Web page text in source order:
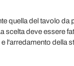
quella del tavolo da
scelta deve essere
l'arredamento della